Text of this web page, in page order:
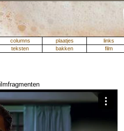
columns plaatjes links
teksten bakken film